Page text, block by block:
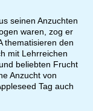
seinen Anzuchten
waren, zog er
thematisieren den
mit Lehrreichen
beliebten Frucht
Anzucht von
Tag auch